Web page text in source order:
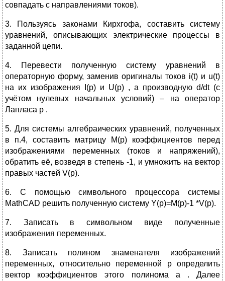
совпадать с направлениями токов).
3. Пользуясь законами Кирхгофа, составить систему
уравнений, описывающих электрические процессы в
заданной цепи.
4. Перевести полученную систему уравнений в
операторную форму, заменив оригиналы токов i(t) и u(t)
на их изображения I(p) и U(p) , а производную d/dt (с
учётом нулевых начальных условий) – на оператор
Лапласа p .
5. Для системы алгебраических уравнений, полученных
в п.4, составить матрицу M(p) коэффициентов перед
изображениями переменных (токов и напряжений),
обратить её, возведя в степень -1, и умножить на вектор
правых частей V(p).
6. С помощью символьного процессора системы
MathCAD решить полученную систему Y(p)=M(p)-1 *V(p).
7. Записать в символьном виде полученные
изображения переменных.
8. Записать полином знаменателя изображений
переменных, относительно переменной p определить
вектор коэффициентов этого полинома a . Далее